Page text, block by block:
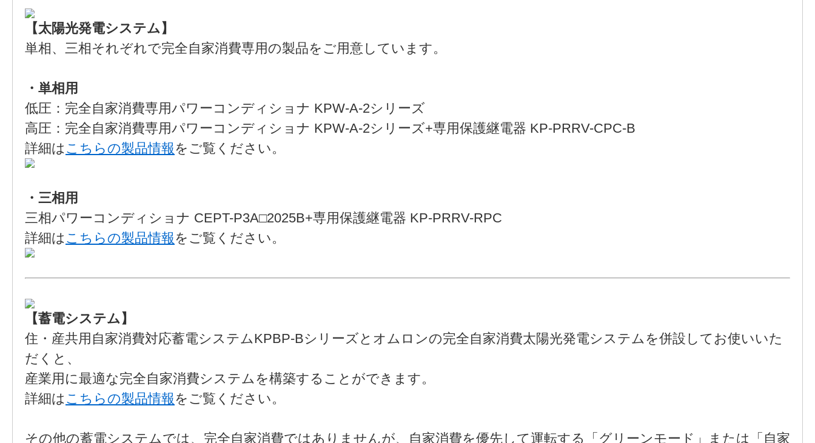
【太陽光発電システム】
単相、三相それぞれで完全自家消費専用の製品をご用意しています。
・単相用
低圧：完全自家消費専用パワーコンディショナ KPW-A-2シリーズ
高圧：完全自家消費専用パワーコンディショナ KPW-A-2シリーズ+専用保護継電器 KP-PRRV-CPC-B
詳細は こちらの製品情報をご覧ください。
・三相用
三相パワーコンディショナ CEPT-P3A□2025B+専用保護継電器 KP-PRRV-RPC
詳細は こちらの製品情報をご覧ください。
【蓄電システム】
住・産共用自家消費対応蓄電システムKPBP-Bシリーズとオムロンの完全自家消費太陽光発電システムを併設してお使いいた
だくと、
産業用に最適な完全自家消費システムを構築することができます。
詳細は こちらの製品情報をご覧ください。
その他の蓄電システムでは、完全自家消費ではありませんが、自家消費を優先して運転する「グリーンモード」または「自家